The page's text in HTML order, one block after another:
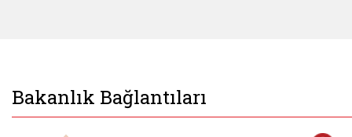
Bakanlık Bağlantıları